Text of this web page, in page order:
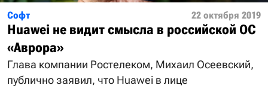
Софт 22 октября 2019
Huawei не видит смысла в российской ОС
«Аврора»
Глава компании Ростелеком, Михаил Осеевский,
публично заявил, что Huawei в лице